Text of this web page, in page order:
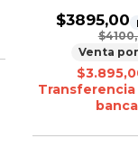
$3895,00
Venta